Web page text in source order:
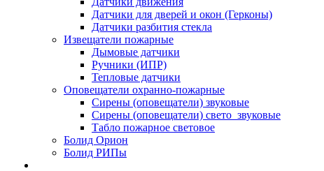
Датчики для дверей и окон (Герконы)
Датчики разбития стекла
Извещатели пожарные
Дымовые датчики
Ручники (ИПР)
Тепловые датчики
Оповещатели охранно-пожарные
Сирены (оповещатели) звуковые
Сирены (оповещатели) свето_звуковые
Табло пожарное световое
Болид Орион
Болид РИПы